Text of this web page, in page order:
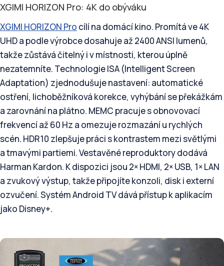
XGIMI HORIZON Pro: 4K do obýváku
XGIMI HORIZON Pro cílí na domácí kino. Promítá ve 4K
UHD a podle výrobce dosahuje až 2400 ANSI lumenů,
takže zůstává čitelný i v místnosti, kterou úplně
nezatemníte. Technologie ISA (Intelligent Screen
Adaptation) zjednodušuje nastavení: automatické
ostření, lichoběžníková korekce, vyhýbání se překážkám
a zarovnání na plátno. MEMC pracuje s obnovovací
frekvencí až 60 Hz a omezuje rozmazání u rychlých
scén. HDR10 zlepšuje práci s kontrastem mezi světlými
a tmavými partiemi. Vestavěné reproduktory dodává
Harman Kardon. K dispozici jsou 2× HDMI, 2× USB, 1× LAN
a zvukový výstup, takže připojíte konzoli, disk i externí
ozvučení. Systém Android TV dává přístup k aplikacím
jako Disney+.